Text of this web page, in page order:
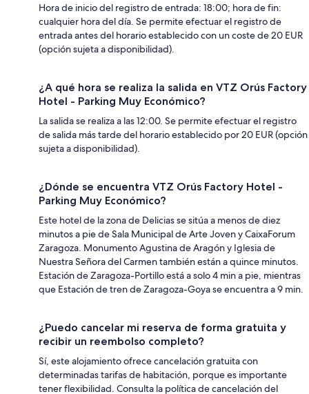
Hora de inicio del registro de entrada: 18:00; hora de fin:
cualquier hora del día. Se permite efectuar el registro de
entrada antes del horario establecido con un coste de 20 EUR
(opción sujeta a disponibilidad).
¿A qué hora se realiza la salida en VTZ Orús Factory
Hotel - Parking Muy Económico?
La salida se realiza a las 12:00. Se permite efectuar el registro
de salida más tarde del horario establecido por 20 EUR (opción
sujeta a disponibilidad).
¿Dónde se encuentra VTZ Orús Factory Hotel -
Parking Muy Económico?
Este hotel de la zona de Delicias se sitúa a menos de diez
minutos a pie de Sala Municipal de Arte Joven y CaixaForum
Zaragoza. Monumento Agustina de Aragón y Iglesia de
Nuestra Señora del Carmen también están a quince minutos.
Estación de Zaragoza-Portillo está a solo 4 min a pie, mientras
que Estación de tren de Zaragoza-Goya se encuentra a 9 min.
¿Puedo cancelar mi reserva de forma gratuita y
recibir un reembolso completo?
Sí, este alojamiento ofrece cancelación gratuita con
determinadas tarifas de habitación, porque es importante
tener flexibilidad. Consulta la política de cancelación del